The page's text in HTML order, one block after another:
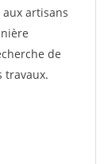
artisans
de
travaux.